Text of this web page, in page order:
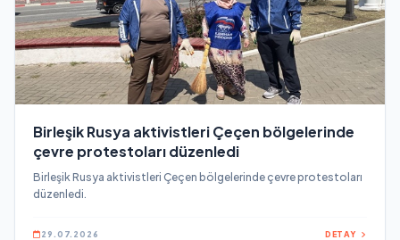
Birleşik Rusya aktivistleri Çeçen bölgelerinde
çevre protestoları düzenledi
Birleşik Rusya aktivistleri Çeçen bölgelerinde çevre protestoları
düzenledi.
29.07.2026 DETAY